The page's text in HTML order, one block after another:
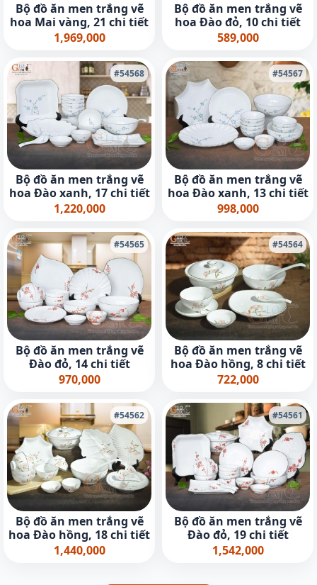
Bộ đồ ăn men trắng vẽ
hoa Mai vàng, 21 chi tiết
1,969,000
Bộ đồ ăn men trắng vẽ
hoa Đào đỏ, 10 chi tiết
589,000
#54568
Bộ đồ ăn men trắng vẽ
hoa Đào xanh, 17 chi tiết
1,220,000
#54567
Bộ đồ ăn men trắng vẽ
hoa Đào xanh, 13 chi tiết
998,000
#54565
Bộ đồ ăn men trắng vẽ
Đào đỏ, 14 chi tiết
970,000
#54564
Bộ đồ ăn men trắng vẽ
hoa Đào hồng, 8 chi tiết
722,000
#54562
Bộ đồ ăn men trắng vẽ
hoa Đào hồng, 18 chi tiết
1,440,000
#54561
Bộ đồ ăn men trắng vẽ
Đào đỏ, 19 chi tiết
1,542,000